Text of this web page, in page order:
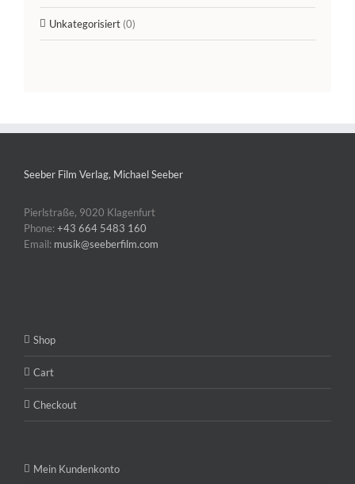
Unkategorisiert (0)
Seeber Film Verlag, Michael Seeber
Pierlstraße, 9020 Klagenfurt
Phone:+43 664 5483 160
Email: musik@seeberfilm.com
Shop
Cart
Checkout
Mein Kundenkonto